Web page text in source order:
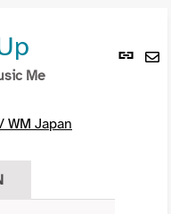
Lien
Me
WM Japan